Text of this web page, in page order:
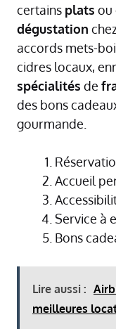
certains plats ou
dégustation
accords mets-
cidres locaux,
spécialités de
des bons
gourmande.
Accueil
Service à
Bons
Lire aussi :
meilleures